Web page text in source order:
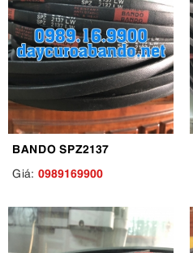
BANDO SPZ2137
Giá: 0989169900